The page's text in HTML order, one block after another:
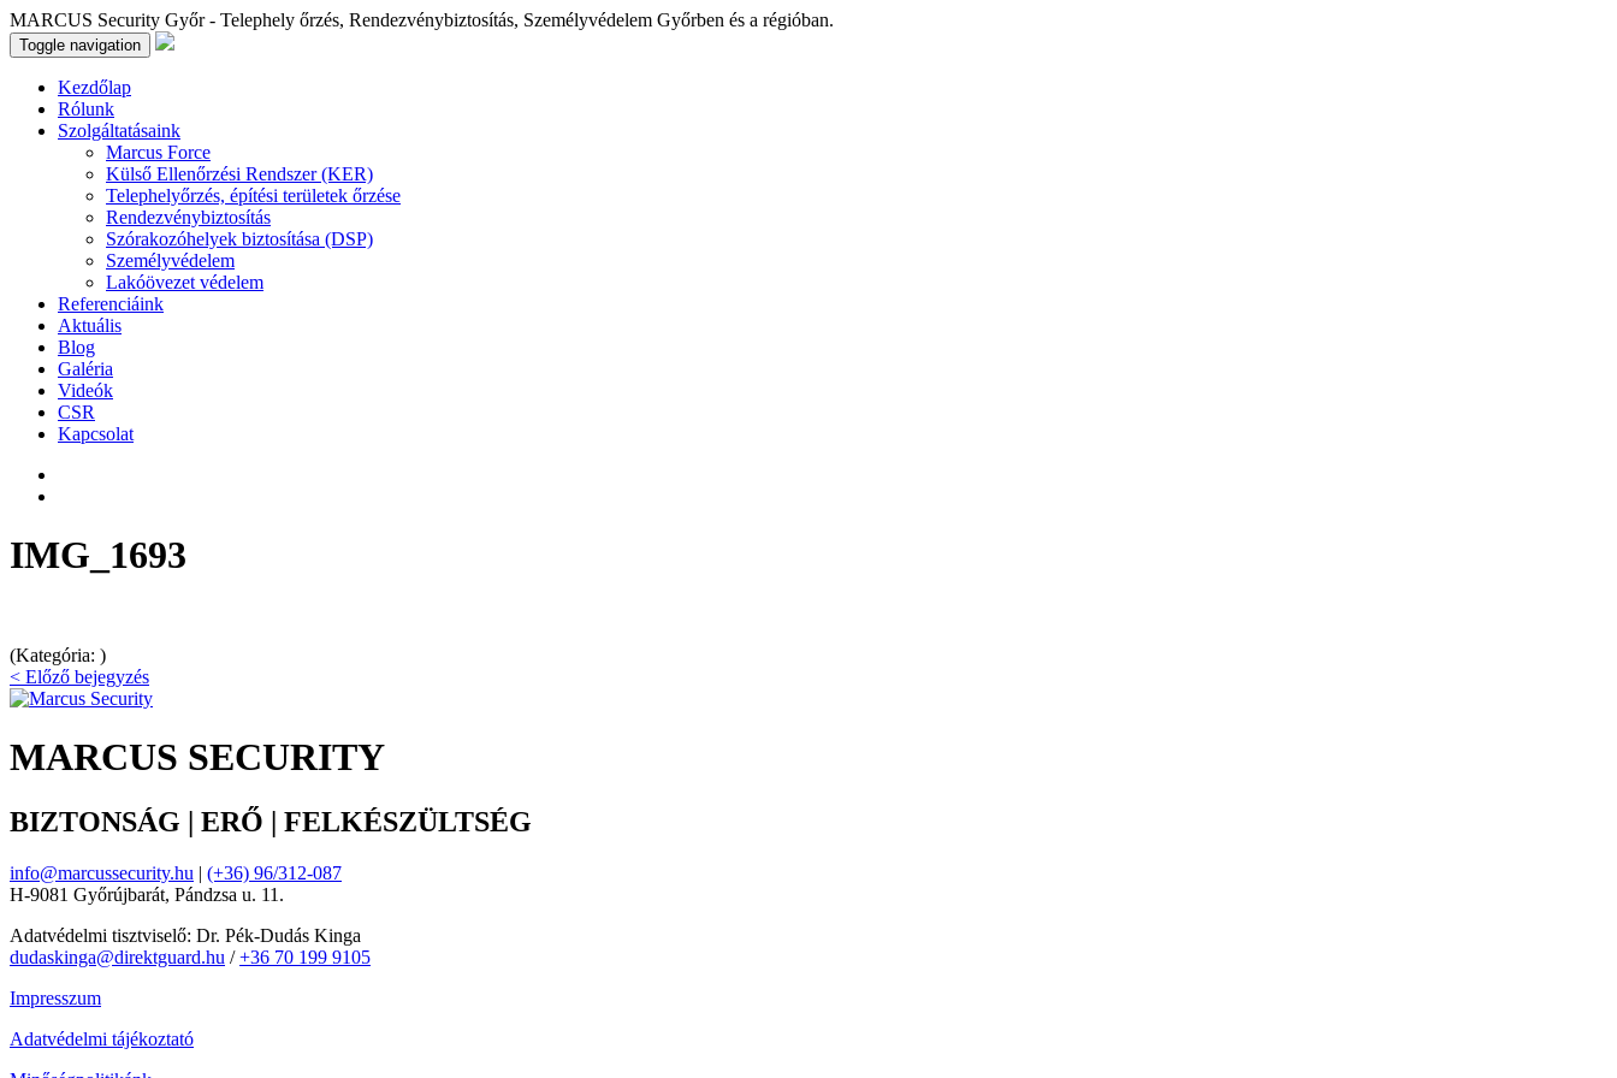
MARCUS Security Győr - Telephely őrzés, Rendezvénybiztosítás, Személyvédelem Győrben és a régióban.
Toggle navigation
Kezdőlap
Rólunk
Szolgáltatásaink
Marcus Force
Külső Ellenőrzési Rendszer (KER)
Telephelyőrzés, építési területek őrzése
Rendezvénybiztosítás
Szórakozóhelyek biztosítása (DSP)
Személyvédelem
Lakóövezet védelem
Referenciáink
Aktuális
Blog
Galéria
Videók
CSR
Kapcsolat
IMG_1693
(Kategória: )
< Előző bejegyzés
MARCUS SECURITY
BIZTONSÁG | ERŐ | FELKÉSZÜLTSÉG
info@marcussecurity.hu | (+36) 96/312-087
H-9081 Győrújbarát, Pándzsa u. 11.
Adatvédelmi tisztviselő: Dr. Pék-Dudás Kinga
dudaskinga@direktguard.hu /+36 70 199 9105
Impresszum
Adatvédelmi tájékoztató